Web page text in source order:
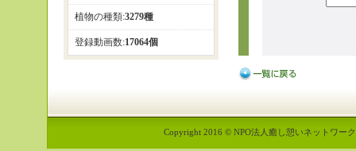
植物の種類:3279種
登録動画数:17064個
Copyright 2016 © NPO法人癒し憩いネットワー